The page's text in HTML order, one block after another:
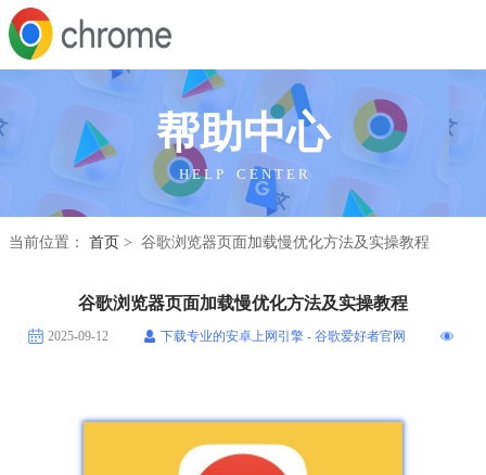
帮助中心
H E L P C E N T E R
当前位置： 首页 > 谷歌浏览器页面加载慢优化方法及实操教程
谷歌浏览器页面加载慢优化方法及实操教程
2025-09-12 下载专业的安卓上网引擎 - 谷歌爱好者官网